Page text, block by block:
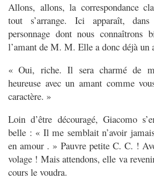
Allons, allons, la correspondance
tout s’arrange. Ici apparaît,
personnage dont nous connaîtrons
l’amant de M. M. Elle a donc déjà un
« Oui, riche. Il sera charmé de
heureuse avec un amant comme
caractère. »
Loin d’être découragé, Giacomo
belle : « Il me semblait n’avoir
en amour . » Pauvre petite C. C. !
volage ! Mais attendons, elle va
cours le voudra.